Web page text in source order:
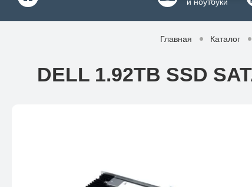
Главная Каталог
DELL 1.92TB SSD